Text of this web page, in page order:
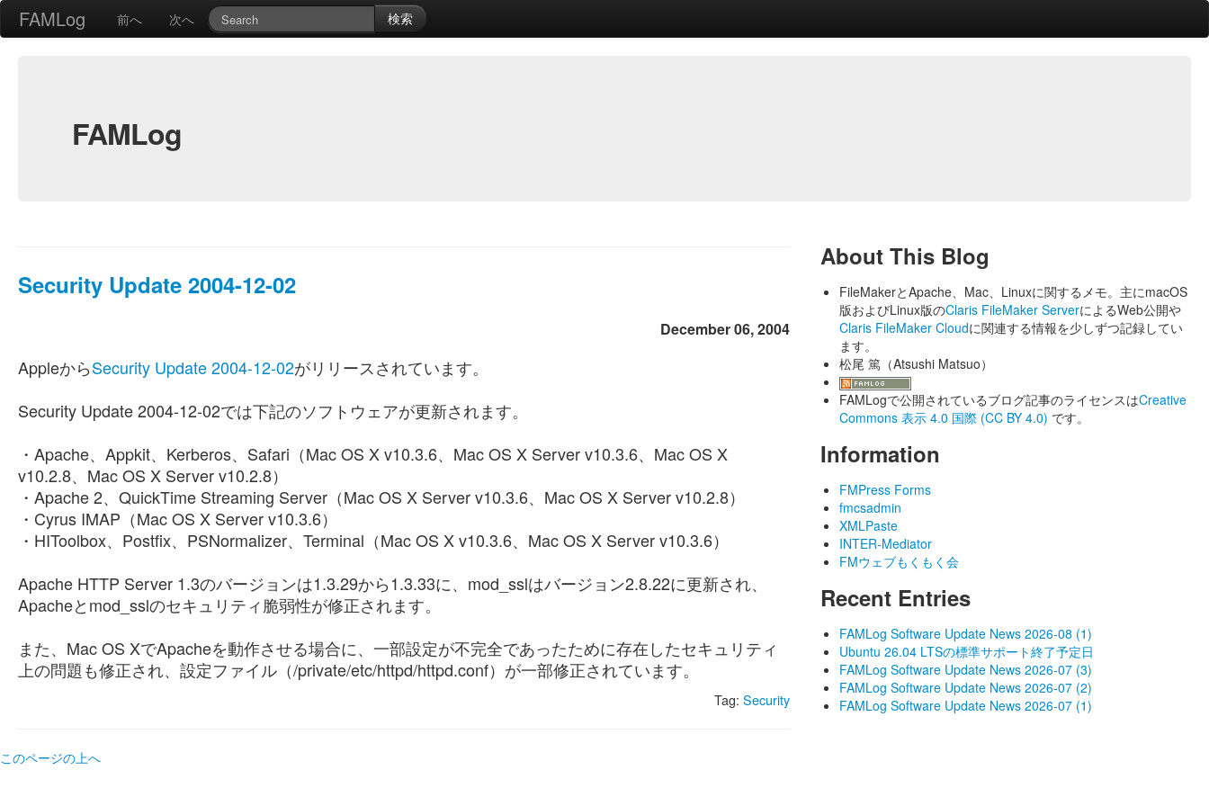
FAMLog 前へ 次へ 検索
FAMLog
Security Update 2004-12-02
December 06, 2004
AppleからSecurity Update 2004-12-02がリリースされています。
Security Update 2004-12-02では下記のソフトウェアが更新されます。
・Apache、Appkit、Kerberos、Safari（Mac OS X v10.3.6、Mac OS X Server v10.3.6、Mac OS X
v10.2.8、Mac OS X Server v10.2.8）
・Apache 2、QuickTime Streaming Server（Mac OS X Server v10.3.6、Mac OS X Server v10.2.8）
・Cyrus IMAP（Mac OS X Server v10.3.6）
・HIToolbox、Postfix、PSNormalizer、Terminal（Mac OS X v10.3.6、Mac OS X Server v10.3.6）
Apache HTTP Server 1.3のバージョンは1.3.29から1.3.33に、mod_sslはバージョン2.8.22に更新され、
Apacheとmod_sslのセキュリティ脆弱性が修正されます。
また、Mac OS XでApacheを動作させる場合に、一部設定が不完全であったために存在したセキュリティ
上の問題も修正され、設定ファイル（/private/etc/httpd/httpd.conf）が一部修正されています。
Tag:Security
About This Blog
FileMakerとApache、Mac、Linuxに関するメモ。主にmacOS
版およびLinux版のClaris FileMaker ServerによるWeb公開や
Claris FileMaker Cloudに関連する情報を少しずつ記録してい
ます。
松尾 篤（Atsushi Matsuo）
FAMLogで公開されているブログ記事のライセンスはCreative
Commons 表示 4.0 国際 (CC BY 4.0) です。
Information
FMPress Forms
fmcsadmin
XMLPaste
INTER-Mediator
FMウェブもくもく会
Recent Entries
FAMLog Software Update News 2026-08 (1)
Ubuntu 26.04 LTSの標準サポート終了予定日
FAMLog Software Update News 2026-07 (3)
FAMLog Software Update News 2026-07 (2)
FAMLog Software Update News 2026-07 (1)
このページの上へ